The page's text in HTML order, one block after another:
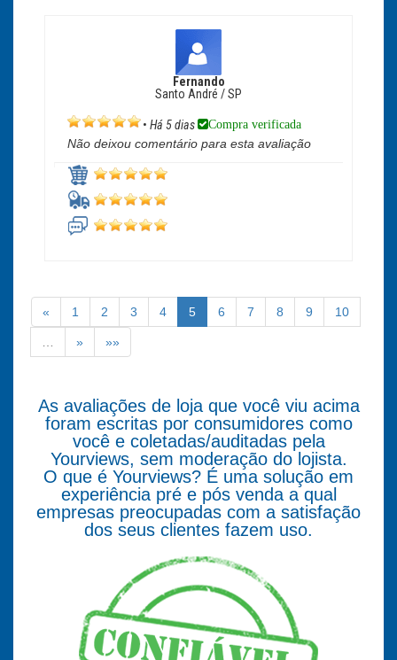
Fernando
Santo André / SP
• Há 5 dias Compra verificada
Não deixou comentário para esta avaliação
« 1 2 3 4 5 6 7 8 9 10
» »»
As avaliações de loja que você viu acima
foram escritas por consumidores como
você e coletadas/auditadas pela
Yourviews, sem moderação do lojista.
O que é Yourviews? É uma solução em
experiência pré e pós venda a qual
empresas preocupadas com a satisfação
dos seus clientes fazem uso.